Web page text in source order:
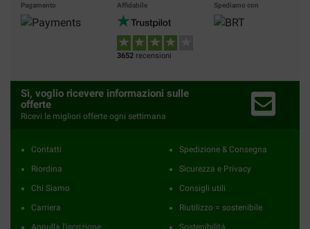
Pagamento Affidabile
3652 recensioni
Spediamo con
Sì, voglio ricevere informazioni sulle
offerte
Ricevi le migliori offerte ogni settimana
Contatti
Riordina
Chi Siamo
Carriera
Annulla l'iscrizione
Spedizione & Consegna
Sicurezza e Privacy
Consigli utili
Riutilizzo = sostenibile
Sostenibilità